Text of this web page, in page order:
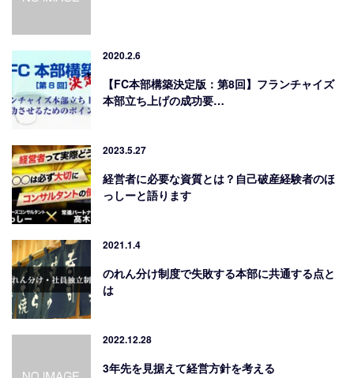
2020.2.6
【FC本部構築決定版：第8回】フランチャイズ
本部立ち上げの成功要…
2023.5.27
経営者に必要な資質とは？自己破産経験者のほ
っしーと語ります
2021.1.4
のれん分け制度で失敗する本部に共通する点と
は
2022.12.28
3年先を見据えて経営方針を考える